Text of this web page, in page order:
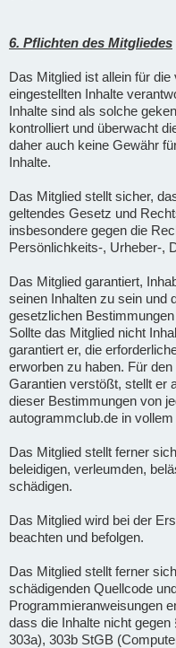
6. Pflichten des Mitgliedes
Das Mitglied ist allein für
eingestellten Inhalte
Inhalte sind als solche
kontrolliert und überwacht
daher auch keine Gewähr
Inhalte.
Das Mitglied stellt sicher,
geltendes Gesetz und
insbesondere gegen die
Persönlichkeits-, Urheber-,
Das Mitglied garantiert,
seinen Inhalten zu sein und
gesetzlichen
Sollte das Mitglied nicht
garantiert er, die
erworben zu haben. Für
Garantien verstößt, stellt er
dieser Bestimmungen von
autogrammclub.de in
Das Mitglied stellt ferner
beleidigen, verleumden,
schädigen.
Das Mitglied wird bei der
beachten und befolgen.
Das Mitglied stellt ferner
schädigenden Quellcode
Programmieranweisungen
dass die Inhalte nicht
303a), 303b StGB